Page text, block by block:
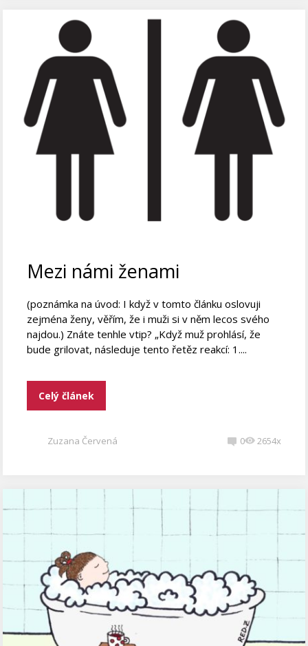
Mezi námi ženami
(poznámka na úvod: I když v tomto článku oslovuji
zejména ženy, věřím, že i muži si v něm lecos svého
najdou.) Znáte tenhle vtip? „Když muž prohlásí, že
bude grilovat, následuje tento řetěz reakcí: 1....
Celý článek
Zuzana Červená 0 2654x